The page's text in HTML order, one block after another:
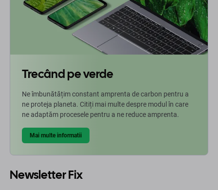
Trecând pe verde
Ne îmbunătățim constant amprenta de carbon pentru a
ne proteja planeta. Citiți mai multe despre modul în care
ne adaptăm procesele pentru a ne reduce amprenta.
Mai multe informatii
Newsletter Fix